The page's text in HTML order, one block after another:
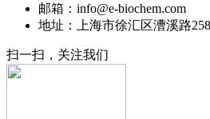
邮箱：info@e-biochem.com
地址：上海市徐汇区漕溪路
扫一扫，关注我们